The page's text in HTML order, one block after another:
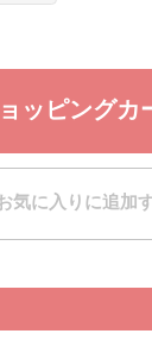
ッピングカ
気に入りに追加